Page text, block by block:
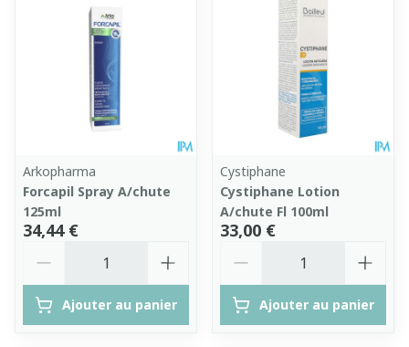
Arkopharma
Forcapil Spray A/chute
125ml
34,44 €
Ajouter au panier
Cystiphane
Cystiphane Lotion
A/chute Fl 100ml
33,00 €
Ajouter au panier